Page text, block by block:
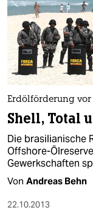
Erdölförderung vor
Shell, Total
Die brasilianische
Offshore-
Gewerkschaften
Von Andreas Behn
22.10.2013